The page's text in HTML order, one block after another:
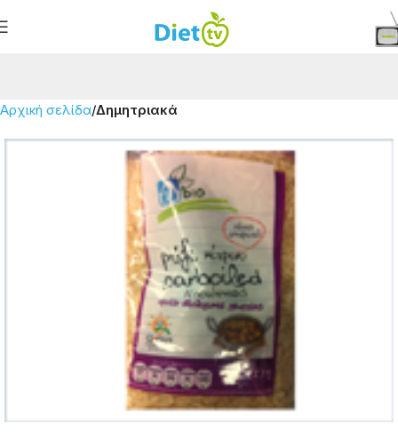
Αρχική σελίδα Δημητριακά